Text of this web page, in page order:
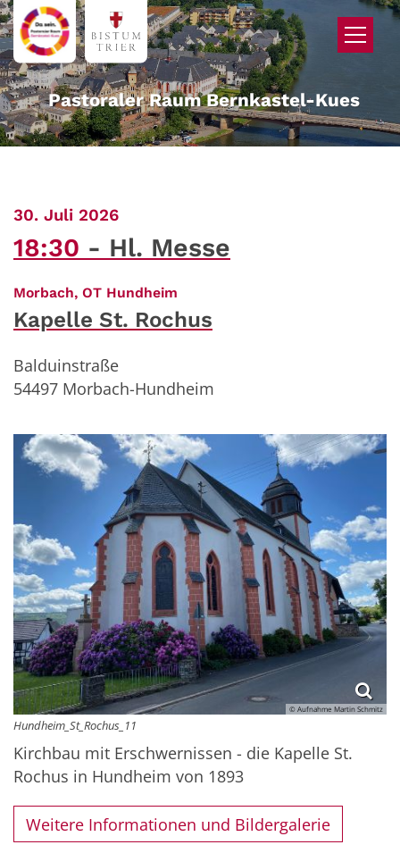
Zum Inhalt springen
Pastoraler Raum Bernkastel-Kues
30. Juli 2026:
18:30 Hl. Messe
Morbach, OT Hundheim
Kapelle St. Rochus
Balduinstraße
54497 Morbach-Hundheim
© Aufnahme Martin Schmitz
Hundheim_St_Rochus_11
Kirchbau mit Erschwernissen - die Kapelle St.
Rochus in Hundheim von 1893
Weitere Informationen und Bildergalerie